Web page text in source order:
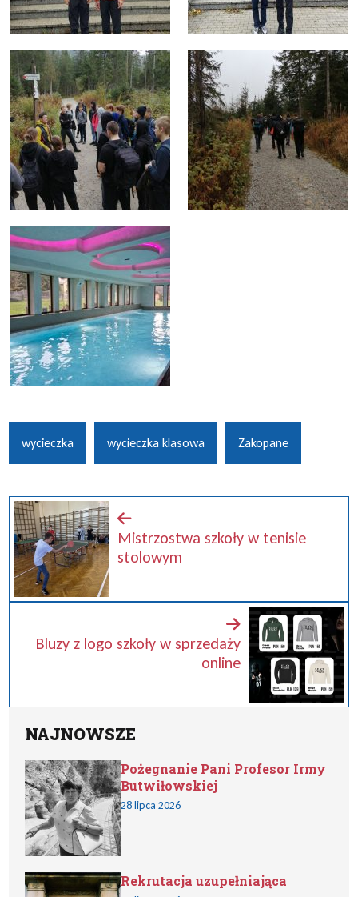
wycieczka wycieczka klasowa Zakopane
Mistrzostwa szkoły w tenisie
stolowym
Bluzy z logo szkoły w sprzedaży
online
NAJNOWSZE
Pożegnanie Pani Profesor Irmy
Butwiłowskiej
28 lipca 2026
Rekrutacja uzupełniająca